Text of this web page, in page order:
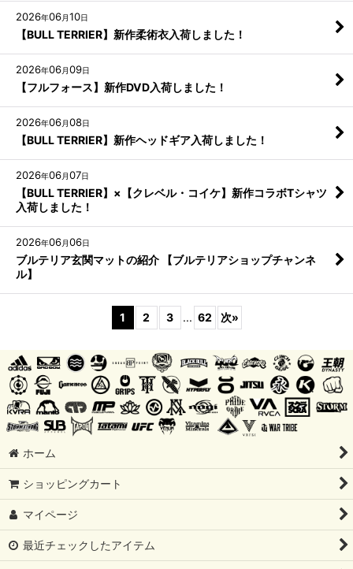
2026年06月10日
【BULL TERRIER】新作柔術衣入荷しました！
2026年06月09日
【フルフォース】新作DVD入荷しました！
2026年06月08日
【BULL TERRIER】新作ヘッドギア入荷しました！
2026年06月07日
【BULL TERRIER】×【クレベル・コイケ】新作コラボTシャツ
入荷しました！
2026年06月06日
ブルテリア玄関マットの紹介 【ブルテリアショップチャンネ
ル】
1 2 3 ... 62 次»
ホーム
ショッピングカート
マイページ
最近チェックしたアイテム